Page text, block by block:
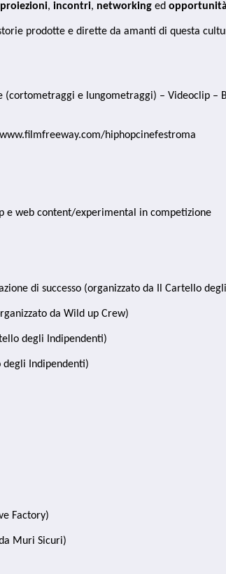
proiezioni, incontri, networking ed opportunità
prodotte e dirette da amanti di questa
e lungometraggi) – Videoclip
www.filmfreeway.com/hiphopcinefestroma
e web content/experimental in competizione
di successo (organizzato da Il Cartello
da Wild up Crew)
degli Indipendenti)
Indipendenti)
Factory)
Muri Sicuri)